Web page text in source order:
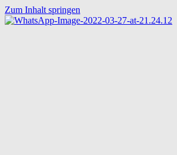
Zum Inhalt springen